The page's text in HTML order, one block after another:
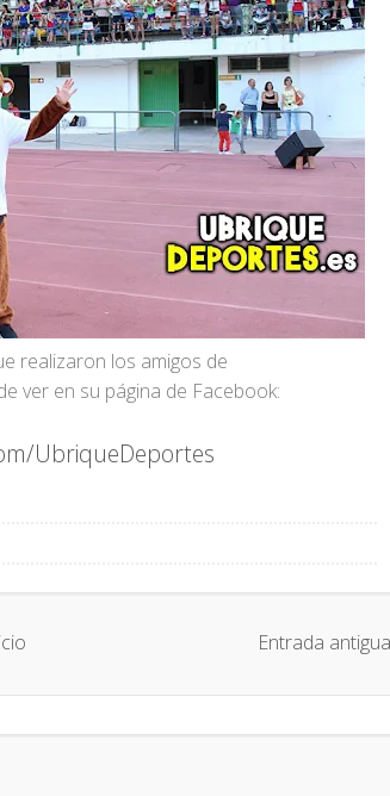
realizaron los amigos de
ver en su página de Facebook:
UbriqueDeportes
Entrada antigua